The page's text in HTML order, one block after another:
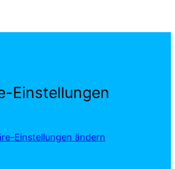
Einstellungen
Einstellungen ändern